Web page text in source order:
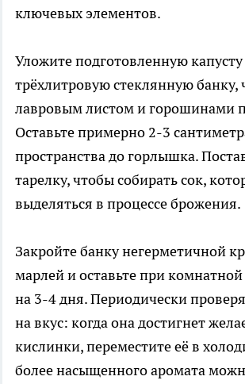
ключевых элементов.
Уложите подготовленную
трёхлитровую стеклянную банку,
лавровым листом и горошинами
Оставьте примерно 2-3
пространства до горлышка.
тарелку, чтобы собирать сок,
выделяться в процессе брожения.
Закройте банку негерметичной
марлей и оставьте при
на 3-4 дня. Периодически
на вкус: когда она достигнет
кислинки, переместите её в
более насыщенного аромата